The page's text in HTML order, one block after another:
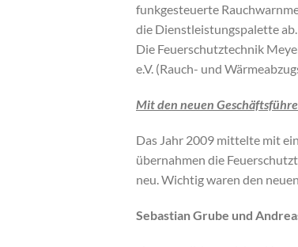
funkgesteuerte
die Dienstleistungspalette ab.
Die Feuerschutztechnik
e.V. (Rauch- und
Mit den neuen
Das Jahr 2009 mittelte mit
übernahmen die
neu. Wichtig waren den
Sebastian Grube und